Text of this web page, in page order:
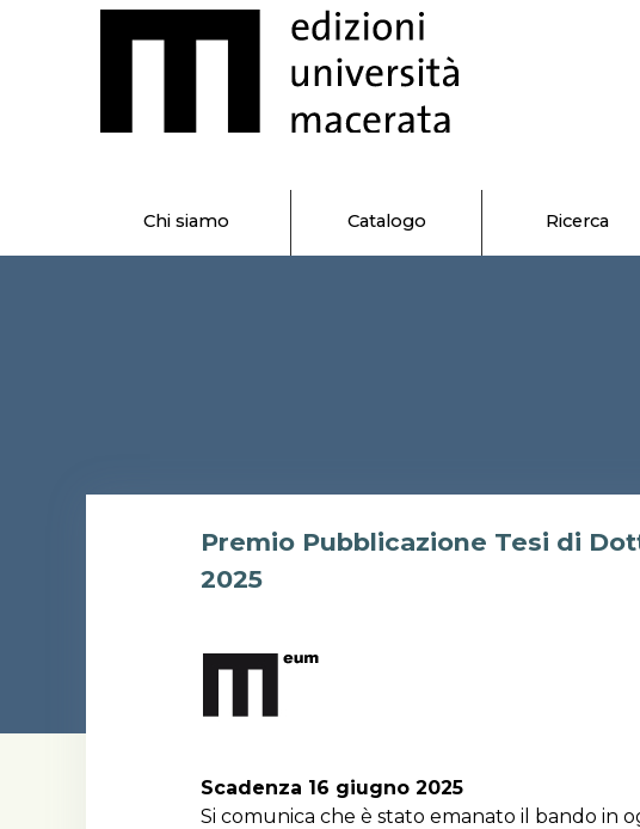
Chi siamo Catalogo Ricerca
Premio Pubblicazione Tesi di
2025
Scadenza 16 giugno 2025
Si comunica che è stato emanato il bando in